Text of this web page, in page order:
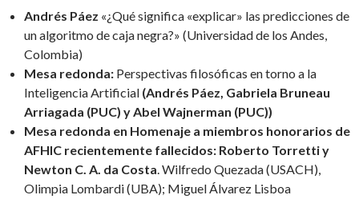
Andrés Páez «¿Qué significa «explicar» las predicciones de
un algoritmo de caja negra?» (Universidad de los Andes,
Colombia)
Mesa redonda: Perspectivas filosóficas en torno a la
Inteligencia Artificial (Andrés Páez, Gabriela Bruneau
Arriagada (PUC) y Abel Wajnerman (PUC))
Mesa redonda en Homenaje a miembros honorarios de
AFHIC recientemente fallecidos: Roberto Torretti y
Newton C. A. da Costa. Wilfredo Quezada (USACH),
Olimpia Lombardi (UBA); Miguel Álvarez Lisboa